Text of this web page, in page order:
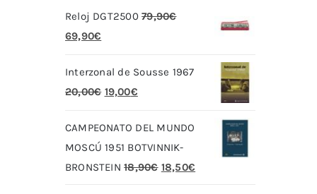
Reloj DGT2500 79,90€
El
original
era:
69,90€
actual
es:
Interzonal de Sousse 1967
20,00€ El
original
era:
20,00€.
19,00€El
actual
es:
19,00€.
CAMPEONATO DEL MUNDO
MOSCÚ 1951 BOTVINNIK-
BRONSTEIN 18,90€ El
18,50€